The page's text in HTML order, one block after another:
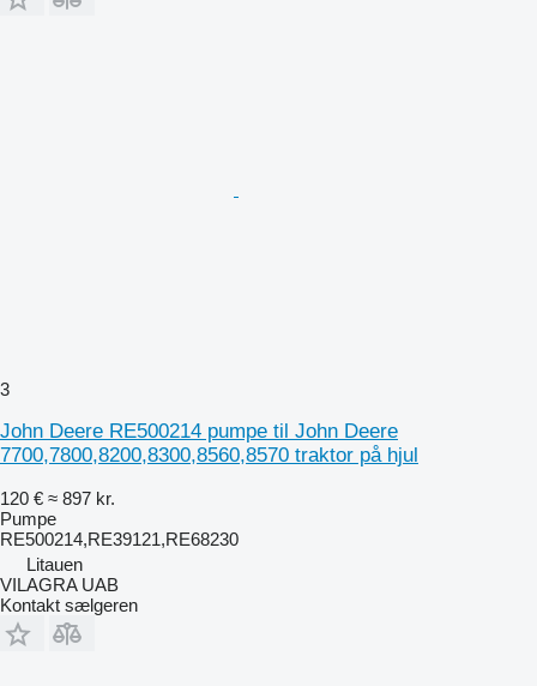
3
John Deere RE500214 pumpe til John Deere
7700,7800,8200,8300,8560,8570 traktor på hjul
120 € ≈ 897 kr.
Pumpe
RE500214,RE39121,RE68230
Litauen
VILAGRA UAB
Kontakt sælgeren